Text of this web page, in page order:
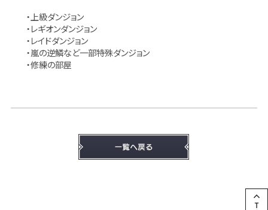
・上級ダンジョン
・レギオンダンジョン
・レイドダンジョン
・嵐の逆鱗など一部特殊ダンジョン
・修練の部屋